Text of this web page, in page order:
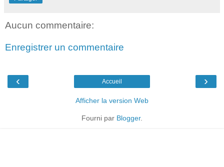
Aucun commentaire:
Enregistrer un commentaire
‹ ›
Accueil
Afficher la version Web
Fourni par Blogger.